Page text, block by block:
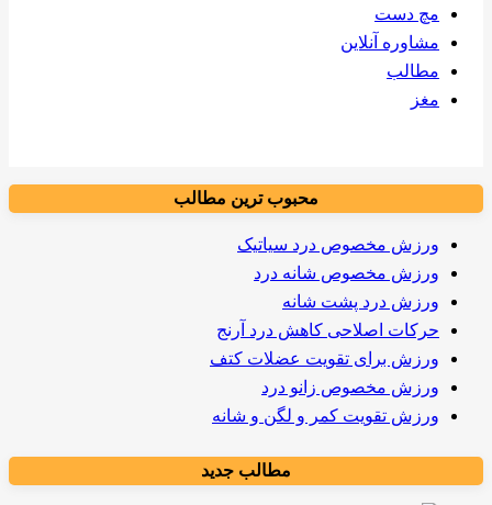
مچ دست
مشاوره آنلاین
مطالب
مغز
محبوب ترین مطالب
ورزش مخصوص درد سیاتیک
ورزش مخصوص شانه درد
ورزش درد پشت شانه
حرکات اصلاحی کاهش درد آرنج
ورزش برای تقویت عضلات کتف
ورزش مخصوص زانو درد
ورزش تقویت کمر و لگن و شانه
مطالب جدید